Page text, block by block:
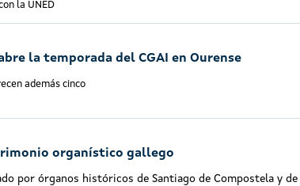
la UNED
la temporada del CGAI en Ourense
además cinco
organístico gallego
por órganos históricos de Santiago de Compostela y de